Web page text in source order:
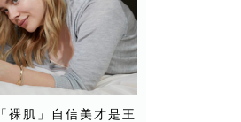
裸肌」自信美才是王